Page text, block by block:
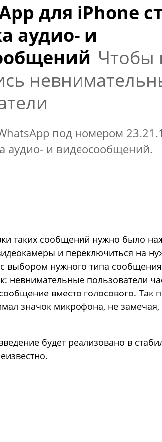
для iPhone
аудио- и
Чтобы
под номером
аудио- и видеосообщений.
таких сообщений нужно было
и переключиться на
выбором нужного типа
невнимательные пользователи
вместо голосового. Так
значок микрофона, не
будет реализовано в